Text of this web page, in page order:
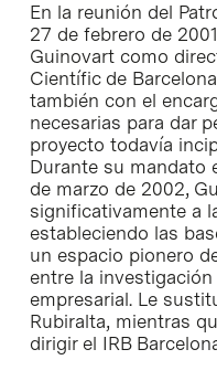
En la reunión del
27 de febrero de
Guinovart como
Científic de
también con el
necesarias para dar
proyecto todavía
Durante su mandato
de marzo de 2002,
significativamente a
estableciendo las
un espacio pionero
entre la
empresarial. Le
Rubiralta, mientras
dirigir el IRB